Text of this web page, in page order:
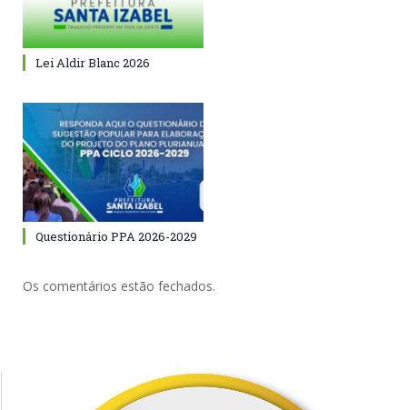
Lei Aldir Blanc 2026
Questionário PPA 2026-2029
Os comentários estão fechados.